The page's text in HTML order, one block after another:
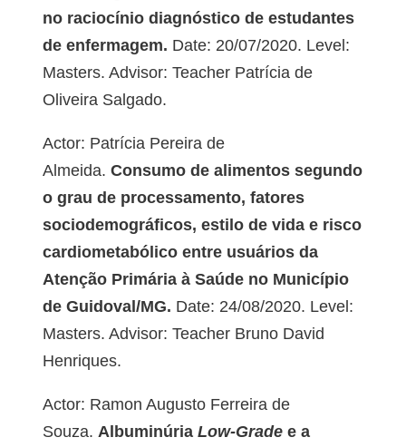
no raciocínio diagnóstico de estudantes
de enfermagem. Date: 20/07/2020. Level:
Masters. Advisor: Teacher Patrícia de
Oliveira Salgado.
Actor: Patrícia Pereira de
Almeida. Consumo de alimentos segundo
o grau de processamento, fatores
sociodemográficos, estilo de vida e risco
cardiometabólico entre usuários da
Atenção Primária à Saúde no Município
de Guidoval/MG. Date: 24/08/2020. Level:
Masters. Advisor: Teacher Bruno David
Henriques.
Actor: Ramon Augusto Ferreira de
Souza. Albuminúria Low-Grade e a